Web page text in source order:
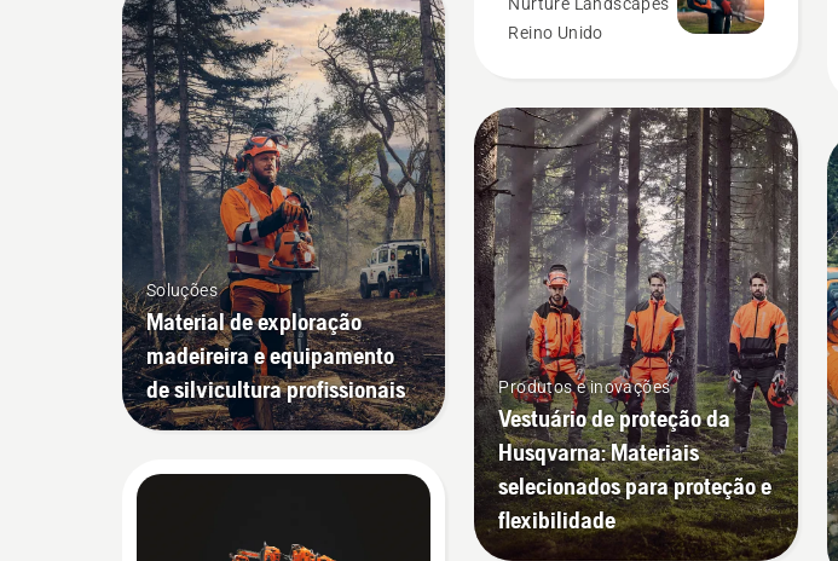
Soluções
Material de exploração
madeireira e equipamento
de silvicultura profissionais
Reino Unido
Produtos e inovações
Vestuário de proteção da
Husqvarna: Materiais
selecionados para proteção e
flexibilidade